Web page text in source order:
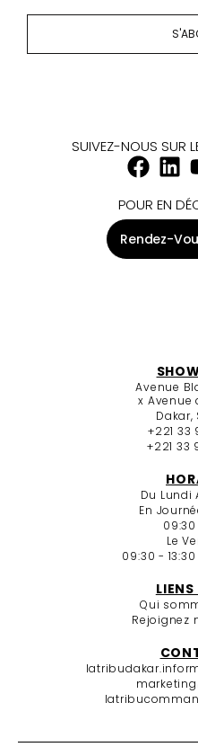
SUIVEZ-NOUS SUR
POUR EN
Rendez-
Avenue
x Avenue
Dakar,
+221 33
+221 33
Du Lundi
En
09:30
Le
09:30 -
Qui
Rejoignez